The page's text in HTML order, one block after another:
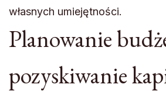
własnych umiejętności.
Planowanie
pozyskiwanie